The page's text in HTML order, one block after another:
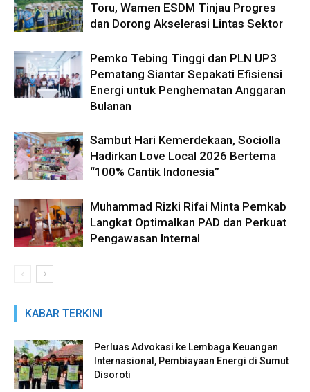
Toru, Wamen ESDM Tinjau Progres
dan Dorong Akselerasi Lintas Sektor
Pemko Tebing Tinggi dan PLN UP3
Pematang Siantar Sepakati Efisiensi
Energi untuk Penghematan Anggaran
Bulanan
Sambut Hari Kemerdekaan, Sociolla
Hadirkan Love Local 2026 Bertema
“100% Cantik Indonesia”
Muhammad Rizki Rifai Minta Pemkab
Langkat Optimalkan PAD dan Perkuat
Pengawasan Internal
KABAR TERKINI
Perluas Advokasi ke Lembaga Keuangan
Internasional, Pembiayaan Energi di Sumut
Disoroti